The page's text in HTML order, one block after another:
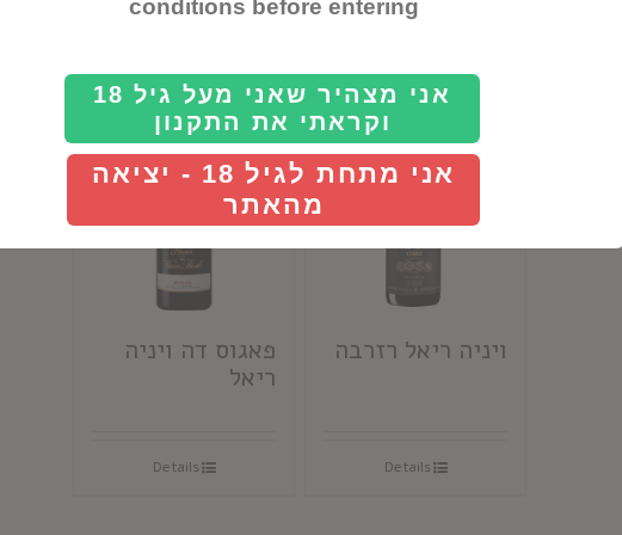
ויניה ריאל רזרבה
Details
פאגוס דה ויניה
ריאל
Details
conditions before entering
אני מצהיר שאני מעל גיל 18
וקראתי את התקנון
אני מתחת לגיל 18 - יציאה
מהאתר